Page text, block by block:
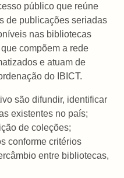
público que reúne
de publicações seriadas
nas bibliotecas
compõem a rede
e atuam de
do IBICT.
são difundir, identificar
existentes no país;
de coleções;
conforme critérios
entre bibliotecas,